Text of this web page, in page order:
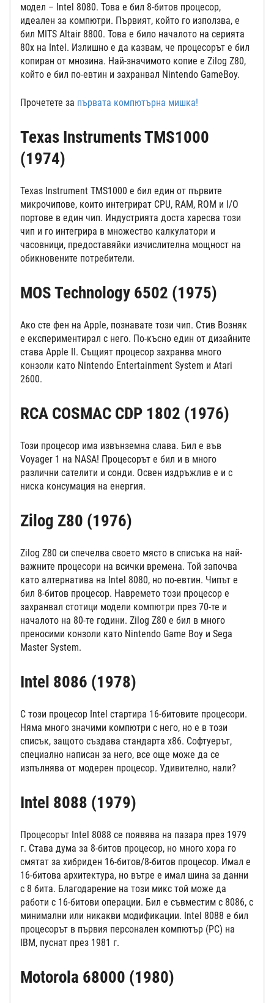
модел – Intel 8080. Това е бил 8-битов процесор,
идеален за компютри. Първият, който го използва, е
бил MITS Altair 8800. Това е било началото на серията
80x на Intel. Излишно е да казвам, че процесорът е бил
копиран от мнозина. Най-значимото копие е Zilog Z80,
който е бил по-евтин и захранвал Nintendo GameBoy.
Прочетете за първата компютърна мишка!
Texas Instruments TMS1000
(1974)
Texas Instrument TMS1000 е бил един от първите
микрочипове, които интегрират CPU, RAM, ROM и I/O
портове в един чип. Индустрията доста харесва този
чип и го интегрира в множество калкулатори и
часовници, предоставяйки изчислителна мощност на
обикновените потребители.
MOS Technology 6502 (1975)
Ако сте фен на Apple, познавате този чип. Стив Возняк
е експериментирал с него. По-късно един от дизайните
става Apple II. Същият процесор захранва много
конзоли като Nintendo Entertainment System и Atari
2600.
RCA COSMAC CDP 1802 (1976)
Този процесор има извънземна слава. Бил е във
Voyager 1 на NASA! Процесорът е бил и в много
различни сателити и сонди. Освен издръжлив е и с
ниска консумация на енергия.
Zilog Z80 (1976)
Zilog Z80 си спечелва своето място в списъка на най-
важните процесори на всички времена. Той започва
като алтернатива на Intel 8080, но по-евтин. Чипът е
бил 8-битов процесор. Навремето този процесор е
захранвал стотици модели компютри през 70-те и
началото на 80-те години. Zilog Z80 е бил в много
преносими конзоли като Nintendo Game Boy и Sega
Master System.
Intel 8086 (1978)
С този процесор Intel стартира 16-битовите процесори.
Няма много значими компютри с него, но е в този
списък, защото създава стандарта x86. Софтуерът,
специално написан за него, все още може да се
изпълнява от модерен процесор. Удивително, нали?
Intel 8088 (1979)
Процесорът Intel 8088 се появява на пазара през 1979
г. Става дума за 8-битов процесор, но много хора го
смятат за хибриден 16-битов/8-битов процесор. Имал е
16-битова архитектура, но вътре е имал шина за данни
с 8 бита. Благодарение на този микс той може да
работи с 16-битови операции. Бил е съвместим с 8086, с
минимални или никакви модификации. Intel 8088 е бил
процесорът в първия персонален компютър (PC) на
IBM, пуснат през 1981 г.
Motorola 68000 (1980)